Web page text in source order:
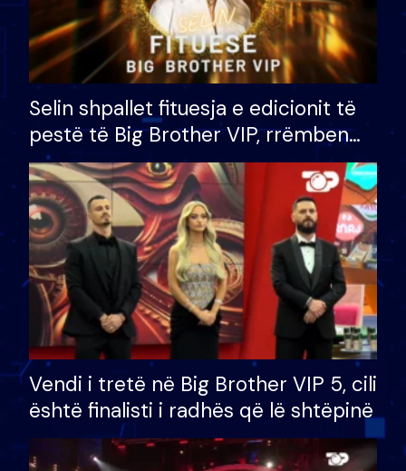
Selin shpallet fituesja e edicionit të
pestë të Big Brother VIP, rrëmben
çmimin e madh prej 100 mijë eurosh
Vendi i tretë në Big Brother VIP 5, cili
është finalisti i radhës që lë shtëpinë